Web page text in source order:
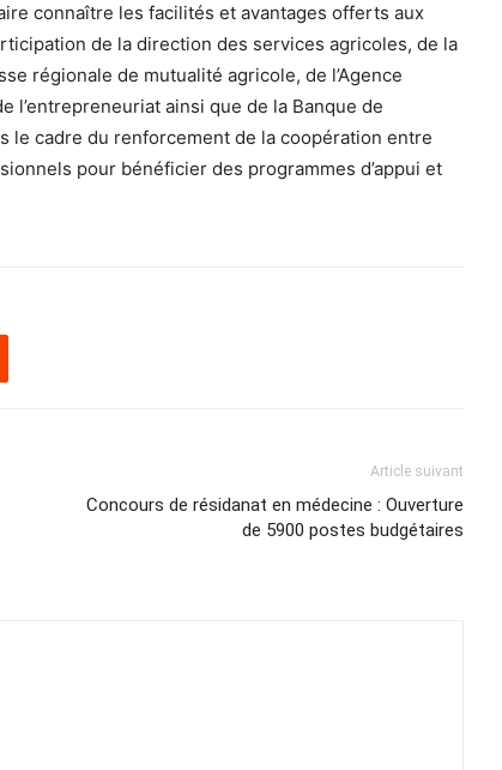
connaître les facilités et avantages offerts aux
de la direction des services agricoles, de la
régionale de mutualité agricole, de l’Agence
l’entrepreneuriat ainsi que de la Banque de
le cadre du renforcement de la coopération entre
pour bénéficier des programmes d’appui et
Article suivant
Concours de résidanat en médecine : Ouverture
de 5900 postes budgétaires